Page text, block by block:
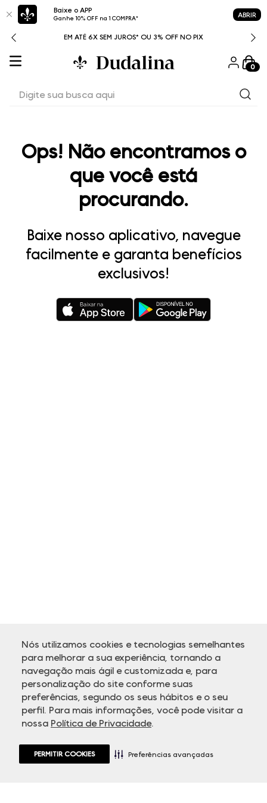
Baixe o APP
Ganhe 10% OFF na 1 COMPRA* ABRIR
Nós utilizamos cookies e tecnologias semelhantes
para melhorar a sua experiência, tornando a
navegação mais ágil e customizada e, para
personalização do site conforme suas
preferências, segundo os seus hábitos e o seu
perfil. Para mais informações, você pode visitar a
nossa Política de Privacidade.
PERMITIR COOKIES Preferências avançadas
EM ATÉ 6X SEM JUROS* OU 3% OFF NO PIX
0
Ops! Não encontramos o
que você está
procurando.
Baixe nosso aplicativo, navegue
facilmente e garanta benefícios
exclusivos!